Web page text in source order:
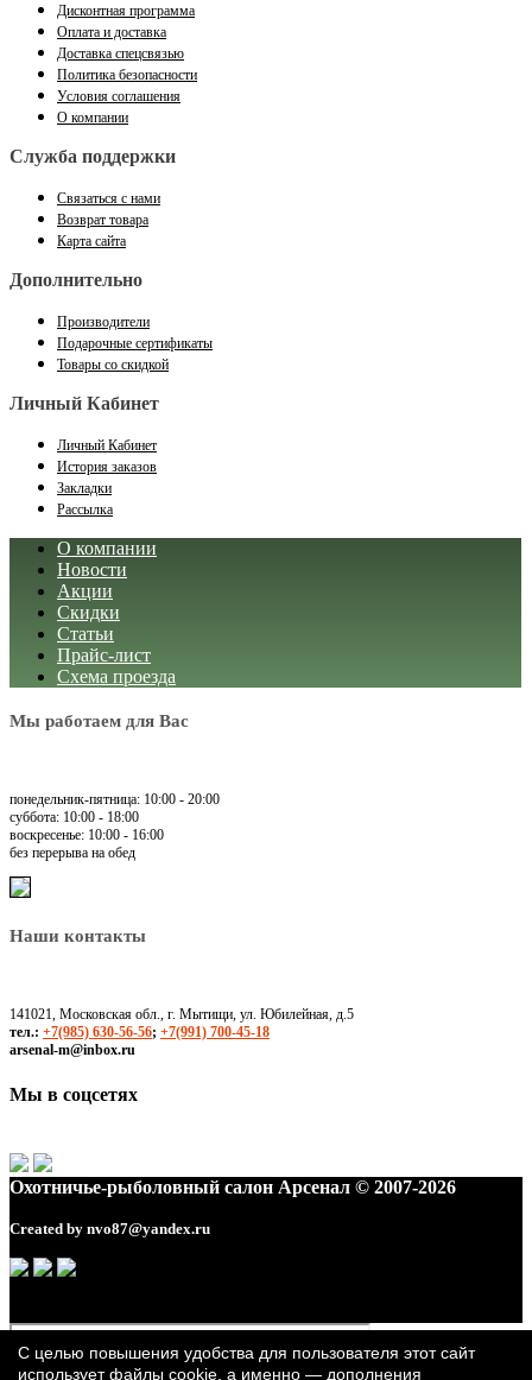
Дисконтная программа
Оплата и доставка
Доставка спецсвязью
Политика безопасности
Условия соглашения
О компании
Служба поддержки
Связаться с нами
Возврат товара
Карта сайта
Дополнительно
Производители
Подарочные сертификаты
Товары со скидкой
Личный Кабинет
Личный Кабинет
История заказов
Закладки
Рассылка
О компании
Новости
Акции
Скидки
Статьи
Прайс-лист
Схема проезда
Мы работаем для Вас
понедельник-пятница: 10:00 - 20:00
суббота: 10:00 - 18:00
воскресенье: 10:00 - 16:00
без перерыва на обед
Наши контакты
141021, Московская обл., г. Мытищи, ул. Юбилейная, д.5
тел.: +7(985) 630-56-56; +7(991) 700-45-18
arsenal-m@inbox.ru
Мы в соцсетях
Охотничье-рыболовный салон Арсенал © 2007-2026
Created by nvo87@yandex.ru
С целью повышения удобства для пользователя этот сайт
использует файлы cookie, а именно — дополнения